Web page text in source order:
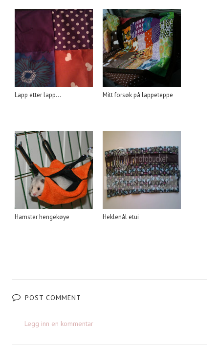
Lapp etter lapp... Mitt forsøk på lappeteppe
Hamster hengekøye Heklenål etui
POST COMMENT
Legg inn en kommentar